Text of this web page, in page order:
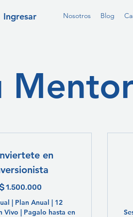
Ingresar Nosotros Blog
en
1.500.000
| Plan Anual | 12
Vivo | Pagalo hasta en